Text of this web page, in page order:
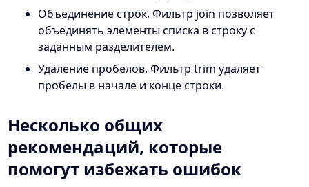
Объединение строк. Фильтр join позволяет
объединять элементы списка в строку с
заданным разделителем.
Удаление пробелов. Фильтр trim удаляет
пробелы в начале и конце строки.
Несколько общих
рекомендаций, которые
помогут избежать ошибок